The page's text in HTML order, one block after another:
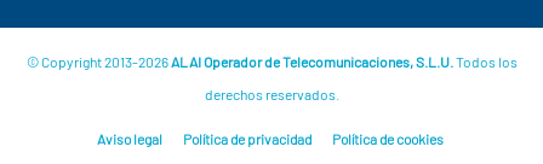
© Copyright 2013-2026ALAI Operador de Telecomunicaciones, S.L.U.Todos los
derechos reservados.
Aviso legal Política de privacidad Política de cookies